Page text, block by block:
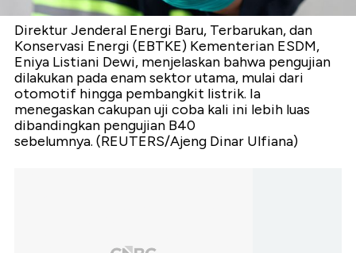
Direktur Jenderal Energi Baru, Terbarukan, dan
Konservasi Energi (EBTKE) Kementerian ESDM,
Eniya Listiani Dewi, menjelaskan bahwa pengujian
dilakukan pada enam sektor utama, mulai dari
otomotif hingga pembangkit listrik. Ia
menegaskan cakupan uji coba kali ini lebih luas
dibandingkan pengujian B40
sebelumnya. (REUTERS/Ajeng Dinar Ulfiana)